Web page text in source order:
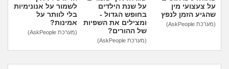
יוקר המחיה
על צעצועי מין
שהגיע הזמן לנפץ
(מערכת AskPeople)
על שנת הילדים
בחופש הגדול -
ומצילים את השפיות
של ההורים?
(מערכת AskPeople)
לשמור על אנונימיות
בלי לוותר על
אמינות?
(מערכת AskPeople)